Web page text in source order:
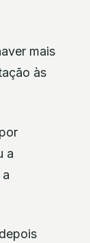
mais
às
a